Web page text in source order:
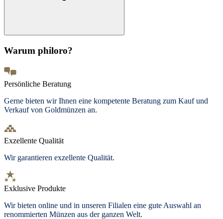
Warum philoro?
Persönliche Beratung
Gerne bieten wir Ihnen eine kompetente Beratung zum Kauf und
Verkauf von Goldmünzen an.
Exzellente Qualität
Wir garantieren exzellente Qualität.
Exklusive Produkte
Wir bieten online und in unseren Filialen eine gute Auswahl an
renommierten Münzen aus der ganzen Welt.